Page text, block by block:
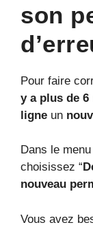
son
Pour faire
y a plus de 6
ligne un
Dans le
choisissez “
nouveau
Vous avez